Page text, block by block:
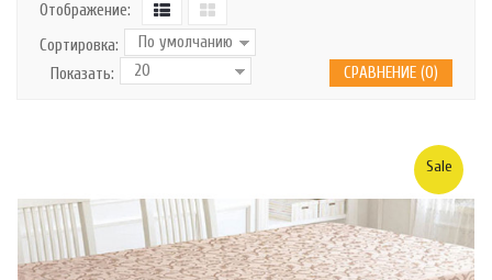
Отображение:
Сортировка:
Показать:
СРАВНЕНИЕ (0)
Sale